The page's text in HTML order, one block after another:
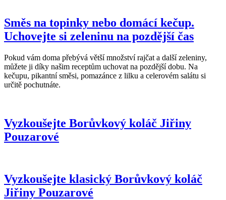
Směs na topinky nebo domácí kečup.
Uchovejte si zeleninu na pozdější čas
Pokud vám doma přebývá větší množství rajčat a další zeleniny,
můžete ji díky našim receptům uchovat na pozdější dobu. Na
kečupu, pikantní směsi, pomazánce z lilku a celerovém salátu si
určitě pochutnáte.
Vyzkoušejte Borůvkový koláč Jiřiny
Pouzarové
Vyzkoušejte klasický Borůvkový koláč
Jiřiny Pouzarové